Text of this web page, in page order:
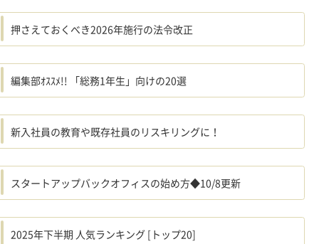
押さえておくべき2026年施行の法令改正
編集部ｵｽｽﾒ!! 「総務1年生」向けの20選
新入社員の教育や既存社員のリスキリングに！
スタートアップバックオフィスの始め方◆10/8更新
2025年下半期 人気ランキング [トップ20]